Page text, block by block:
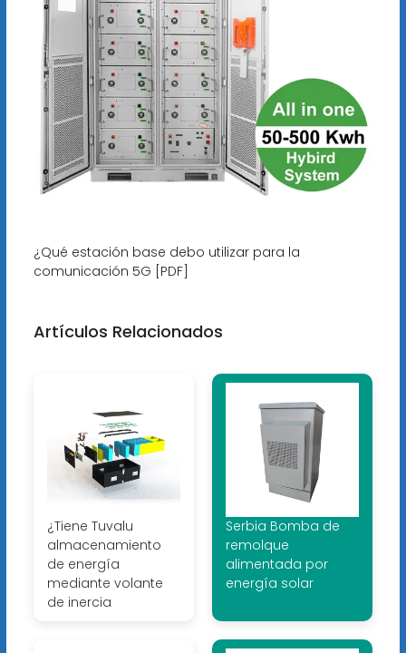
¿Qué estación base debo utilizar para la
comunicación 5G [PDF]
Artículos Relacionados
¿Tiene Tuvalu
almacenamiento
de energía
mediante volante
de inercia
Serbia Bomba de
remolque
alimentada por
energía solar